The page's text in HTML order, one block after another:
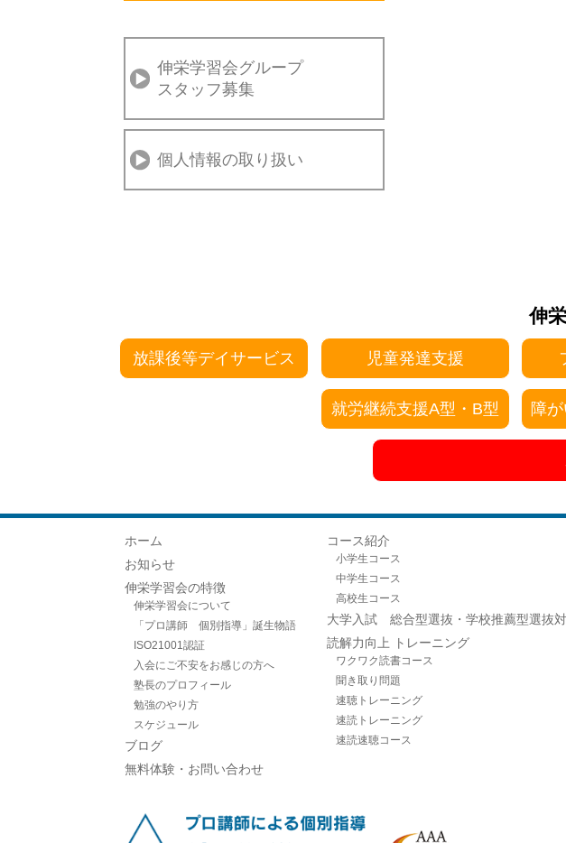
伸栄学習会グループ
スタッフ募集
個人情報の取り扱い
伸
放課後等デイサービス 児童発達支援
就労継続支援A型・B型 障
ホーム
お知らせ
伸栄学習会の特徴
伸栄学習会について
「プロ講師 個別指導」誕生物語
ISO21001認証
入会にご不安をお感じの方へ
塾長のプロフィール
勉強のやり方
スケジュール
ブログ
無料体験・お問い合わせ
コース紹介
小学生コース
中学生コース
高校生コース
大学入試 総合型選抜・学校推薦型選抜
読解力向上 トレーニング
ワクワク読書コース
聞き取り問題
速聴トレーニング
速読トレーニング
速読速聴コース